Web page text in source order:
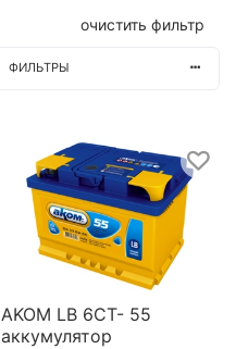
очистить фильтр
ФИЛЬТРЫ
AKOM LB 6CT- 55
аккумулятор